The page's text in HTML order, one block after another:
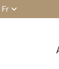
Fr